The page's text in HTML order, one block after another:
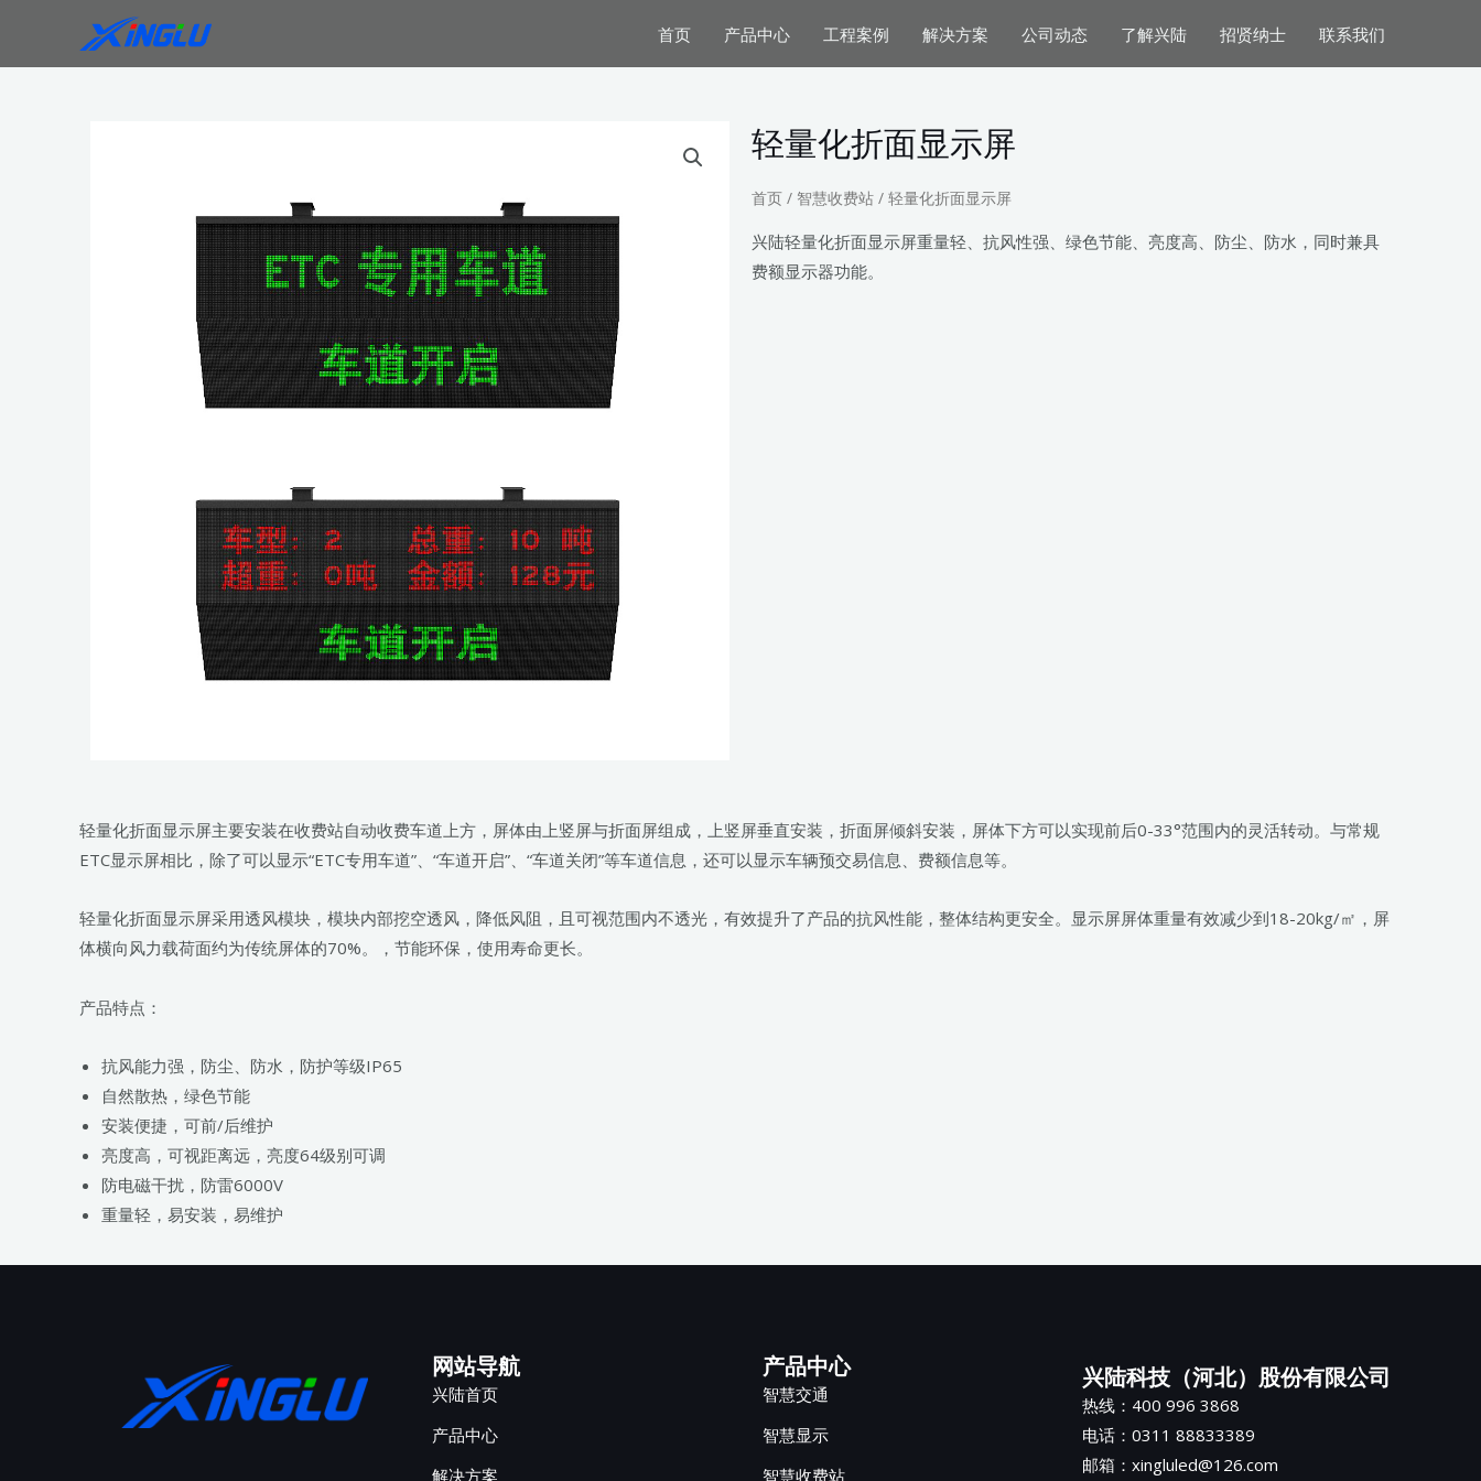
内
首页 产品中心 工程案例 解决方案 公司动态 了解兴陆 招贤纳士 联系我们
轻量化折面显示屏
首页 / 智慧收费站 / 轻量化折面显示屏
兴陆轻量化折面显示屏重量轻、抗风性强、绿色节能、亮度高、防尘、防水，同时兼具
费额显示器功能。
轻量化折面显示屏主要安装在收费站自动收费车道上方，屏体由上竖屏与折面屏组成，上竖屏垂直安装，折面屏倾斜安装，屏体下方可以实现前后0-33°范围内的灵活转动。与常规
ETC显示屏相比，除了可以显示“ETC专用车道”、“车道开启”、“车道关闭”等车道信息，还可以显示车辆预交易信息、费额信息等。
轻量化折面显示屏采用透风模块，模块内部挖空透风，降低风阻，且可视范围内不透光，有效提升了产品的抗风性能，整体结构更安全。显示屏屏体重量有效减少到18-20kg/㎡，屏
体横向风力载荷面约为传统屏体的70%。，节能环保，使用寿命更长。
产品特点：
抗风能力强，防尘、防水，防护等级IP65
自然散热，绿色节能
安装便捷，可前/后维护
亮度高，可视距离远，亮度64级别可调
防电磁干扰，防雷6000V
重量轻，易安装，易维护
网站导航
兴陆首页
产品中心
解决方案
产品中心
智慧交通
智慧显示
智慧收费站
兴陆科技（河北）股份有限公司
热线：400 996 3868
电话：0311 88833389
邮箱：xingluled@126.com